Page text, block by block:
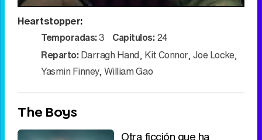
Video
Heartstopper:
Temporadas:3 Capitulos:24
Reparto: Darragh Hand, Kit Connor,Joe Locke,
Yasmin Finney,William Gao
The Boys
Otra ficción que ha